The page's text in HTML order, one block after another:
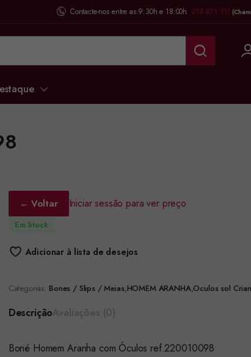
Contacte-nos entre as 9:30h e 18:00h 218 871 111
← Voltar Iniciar sessão para ver preço
Em Stock
Adicionar à lista de desejos
Categorias: Bones / Slips / Meias,HOMEM ARANHA,Oculos sol
Descrição
Boné Homem Aranha com Óculos ref.220010098